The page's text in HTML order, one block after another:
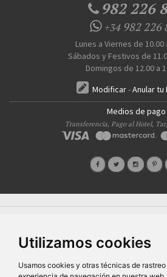
Utilizamos cookies
Usamos cookies y otras técnicas de
982 226
+34982 226
Lunes a Viernes de 10.00
Sábados y Festivos de
Domingos de 12.00 a
Modificar-Anular tu
Medios de pago
Transferencia, Pago al Hotel,
SG Entornos Turísticos S.L. Av. Vila Verde Cidade de
Todos los derechos